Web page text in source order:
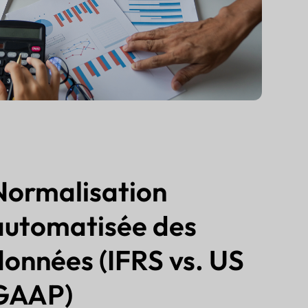
des
(IFRS vs. US